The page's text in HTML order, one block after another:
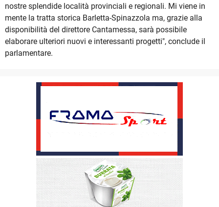
nostre splendide località provinciali e regionali. Mi viene in
mente la tratta storica Barletta-Spinazzola ma, grazie alla
disponibilità del direttore Cantamessa, sarà possibile
elaborare ulteriori nuovi e interessanti progetti", conclude il
parlamentare.